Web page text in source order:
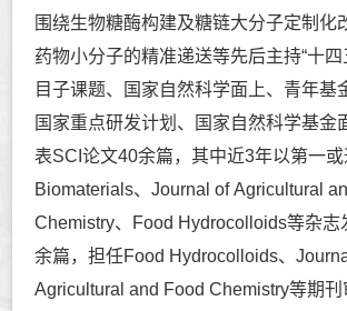
围绕生物糖酶构建及糖链大分子定制化
药物小分子的精准递送等先后主持“十四
目子课题、国家自然科学面上、青年基
国家重点研发计划、国家自然科学基金
表SCI论文40余篇，其中近3年以第一
Biomaterials、Journal of Agricultural
Chemistry、Food Hydrocolloids等杂志
余篇，担任Food Hydrocolloids、
Agricultural and Food Chemistry等期刊